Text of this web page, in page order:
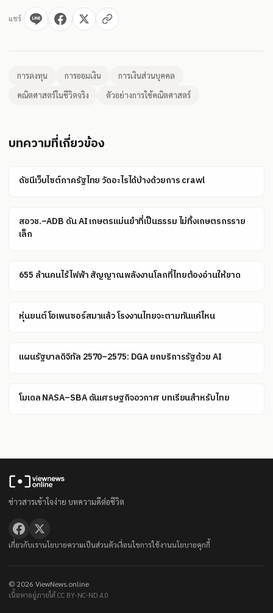
แชร์
การลงทุน การออมเงิน
การเงินส่วนบุคคล
คณิตศาสตร์ในชีวิตจริง
ตัวอย่างการใช้คณิตศาสตร์
บทความที่เกี่ยวข้อง
ดัชนีเว็บไซต์ภาครัฐไทย วัดอะไรได้บ้างด้วยการ crawl
สอวช.–ADB ดัน AI เกษตรแม่นยำที่เป็นธรรม ไม่ทิ้งเกษตรกรราย
เล็ก
655 ล้านคนไร้ไฟฟ้า สัญญาณพลังงานโลกที่ไทยต้องอ่านให้ขาด
หุ่นยนต์โอเพนซอร์สมาแล้ว โรงงานไทยจะตามทันแค่ไหน
แผนรัฐบาลดิจิทัล 2570–2575: DGA ยกบริการรัฐด้วย AI
โมเดล NASA–SBA ดันเศรษฐกิจอวกาศ บทเรียนสำหรับไทย
ข่าวสารเข้าใจง่าย บทความดีต่อชีวิต
เกี่ยวกับเรานโยบายความเป็นส่วนตัวเงื่อนไขการใช้งานนโยบายคุกกี้
© 2026 ViewNews.online
เนื้อหาอยู่ภายใต้ CC BY-NC-ND 4.0